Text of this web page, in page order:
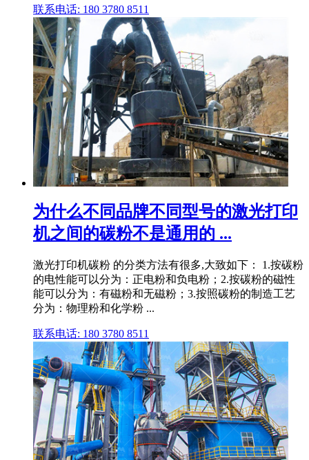
联系电话: 180 3780 8511
为什么不同品牌不同型号的激光打印
机之间的碳粉不是通用的 ...
激光打印机碳粉 的分类方法有很多,大致如下： 1.按碳粉
的电性能可以分为：正电粉和负电粉；2.按碳粉的磁性
能可以分为：有磁粉和无磁粉；3.按照碳粉的制造工艺
分为：物理粉和化学粉 ...
联系电话: 180 3780 8511